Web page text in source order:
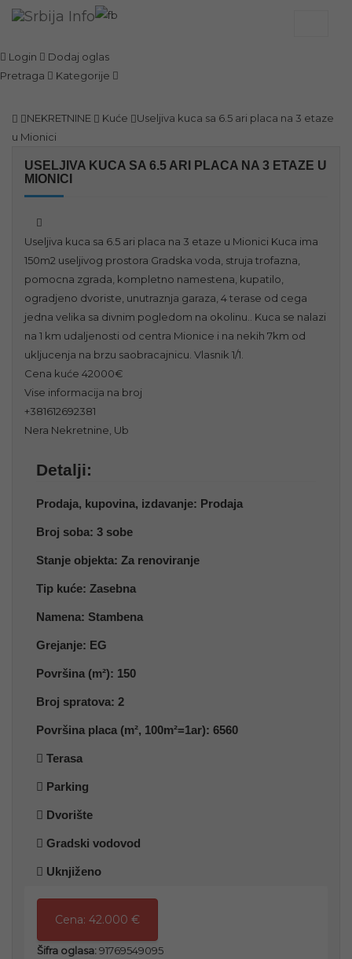
Login
Dodaj oglas
Pretraga
Kategorije
NEKRETNINE Kuće
Useljiva kuca sa 6.5 ari placa na 3 etaze
u Mionici
USELJIVA KUCA SA 6.5 ARI PLACA NA 3 ETAZE U
MIONICI
Useljiva kuca sa 6.5 ari placa na 3 etaze u Mionici Kuca ima
150m2 useljivog prostora Gradska voda, struja trofazna,
pomocna zgrada, kompletno namestena, kupatilo,
ogradjeno dvoriste, unutraznja garaza, 4 terase od cega
jedna velika sa divnim pogledom na okolinu.. Kuca se nalazi
na 1 km udaljenosti od centra Mionice i na nekih 7km od
ukljucenja na brzu saobracajnicu. Vlasnik 1/1.
Cena kuće 42000€
Vise informacija na broj
+381612692381
Nera Nekretnine, Ub
Detalji:
Prodaja, kupovina, izdavanje: Prodaja
Broj soba: 3 sobe
Stanje objekta: Za renoviranje
Tip kuće: Zasebna
Namena: Stambena
Grejanje: EG
Površina (m²): 150
Broj spratova: 2
Površina placa (m², 100m²=1ar): 6560
Terasa
Parking
Dvorište
Gradski vodovod
Uknjiženo
Cena: 42.000 €
Šifra oglasa:91769549095